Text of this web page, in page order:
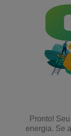
Pronto!
energia. Se